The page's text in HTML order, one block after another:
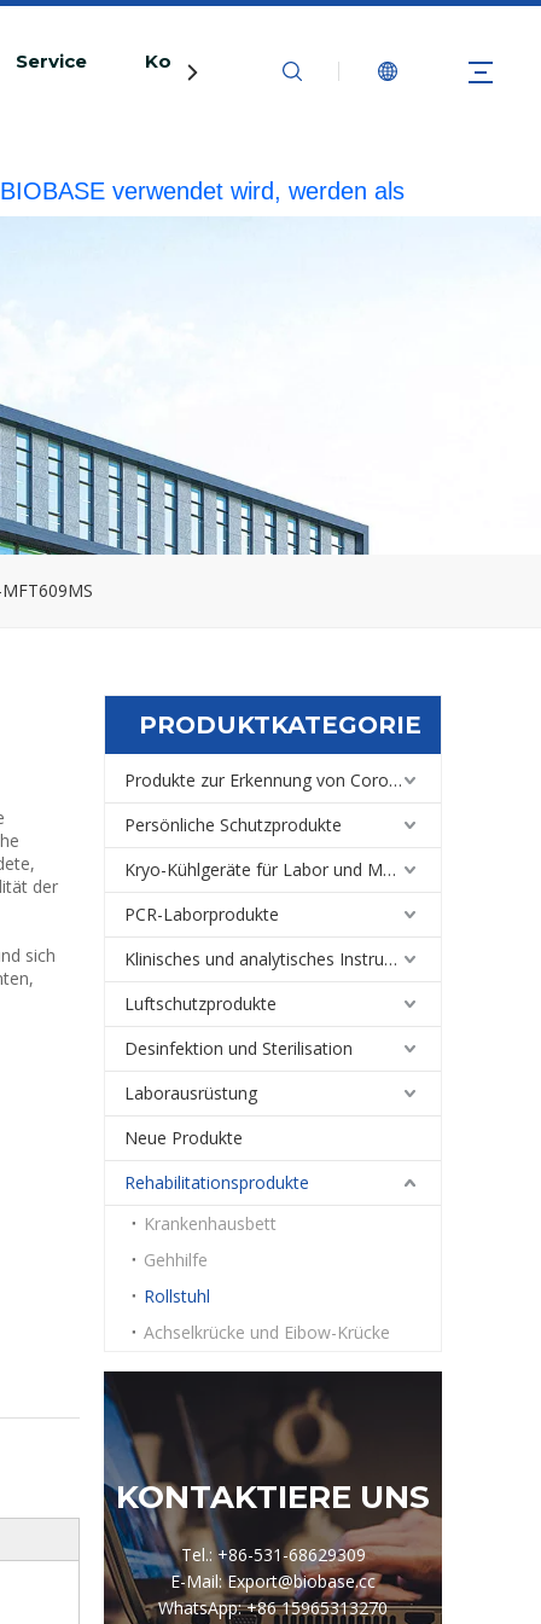
Service Kontaktiere uns
Haftung prüfen.20240510
der
sich
PRODUKTKATEGORIE
Produkte zur Erkennung von Coronaviren
Persönliche Schutzprodukte
Kryo-Kühlgeräte für Labor und Medizin
PCR-Laborprodukte
Klinisches und analytisches Instrument
Luftschutzprodukte
Desinfektion und Sterilisation
Laborausrüstung
Neue Produkte
Rehabilitationsprodukte
Krankenhausbett
Gehhilfe
Rollstuhl
Achselkrücke und Eibow-Krücke
KONTAKTIERE UNS
Tel.: +86-531-68629309
E-Mail: Export@biobase.cc
WhatsApp: +86 15965313270